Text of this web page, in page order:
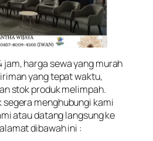
jam, harga sewa yang murah
yang tepat waktu,
stok produk melimpah.
menghubungi kami
atau datang langsung ke
dibawah ini :